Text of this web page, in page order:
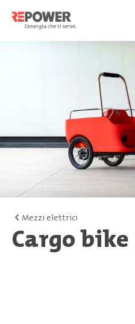
Mezzi elettrici
Cargo bike